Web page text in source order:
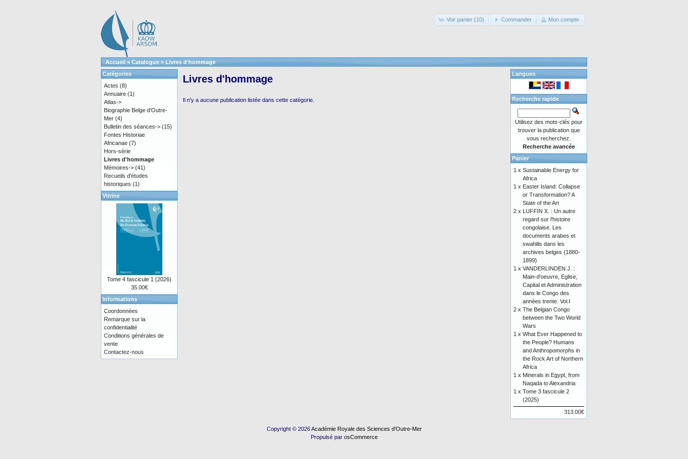
Voir panier (10) Commander Mon compte
Accueil » Catalogue » Livres d'hommage
Livres d'hommage
Il n'y a aucune publication listée dans cette catégorie.
Catégories
Actes (8)
Annuaire (1)
Atlas->
Biographie Belge d'Outre-
Mer (4)
Bulletin des séances-> (15)
Fontes Historiae
Africanae (7)
Hors-série
Livres d'hommage
Mémoires-> (41)
Recueils d'études
historiques (1)
Vitrine
Tome 4 fascicule 1 (2026)
35.00€
Informations
Coordonnées
Remarque sur la
confidentialité
Conditions générales de
vente
Contactez-nous
Langues
Recherche rapide
Utilisez des mots-clés pour
trouver la publication que
vous recherchez.
Recherche avancée
Panier
1 x Sustainable Energy for
Africa
1 x Easter Island: Collapse
or Transformation? A
State of the Art
2 x LUFFIN X. : Un autre
regard sur l'histoire
congolaise. Les
documents arabes et
swahilis dans les
archives belges (1880-
1899)
1 x VANDERLINDEN J. :
Main-d'oeuvre, Eglise,
Capital et Administration
dans le Congo des
années trente. Vol.I
2 x The Belgian Congo
between the Two World
Wars
1 x What Ever Happened to
the People? Humans
and Anthropomorphs in
the Rock Art of Northern
Africa
1 x Minerals in Egypt, from
Naqada to Alexandria
1 x Tome 3 fascicule 2
(2025)
313.00€
Copyright © 2026Académie Royale des Sciences d'Outre-Mer
Propulsé par osCommerce